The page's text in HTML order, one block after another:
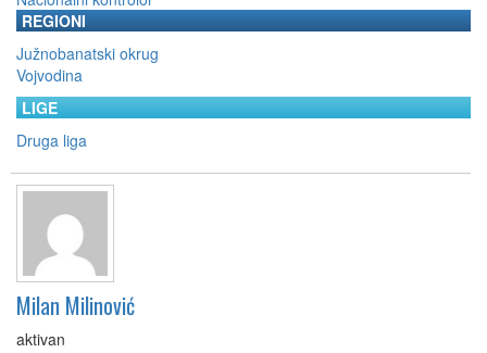
REGIONI
Južnobanatski okrug
Vojvodina
LIGE
Druga liga
Milan Milinović
aktivan